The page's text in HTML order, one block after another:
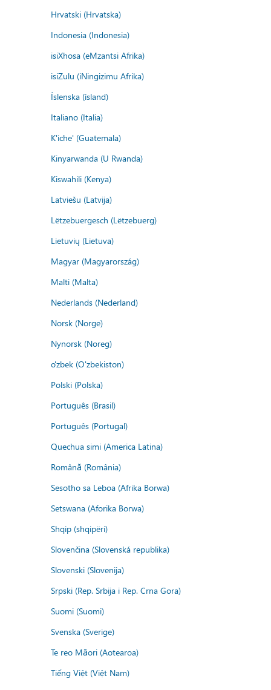
Hrvatski (Hrvatska)
Indonesia (Indonesia)
isiXhosa (eMzantsi Afrika)
isiZulu (iNingizimu Afrika)
Íslenska (ísland)
Italiano (Italia)
K'iche' (Guatemala)
Kinyarwanda (U Rwanda)
Kiswahili (Kenya)
Latviešu (Latvija)
Lëtzebuergesch (Lëtzebuerg)
Lietuvių (Lietuva)
Magyar (Magyarország)
Malti (Malta)
Nederlands (Nederland)
Norsk (Norge)
Nynorsk (Noreg)
o'zbek (O'zbekiston)
Polski (Polska)
Português (Brasil)
Português (Portugal)
Quechua simi (America Latina)
Română (România)
Sesotho sa Leboa (Afrika Borwa)
Setswana (Aforika Borwa)
Shqip (shqipëri)
Slovenčina (Slovenská republika)
Slovenski (Slovenija)
Srpski (Rep. Srbija i Rep. Crna Gora)
Suomi (Suomi)
Svenska (Sverige)
Te reo Māori (Aotearoa)
Tiếng Việt (Việt Nam)